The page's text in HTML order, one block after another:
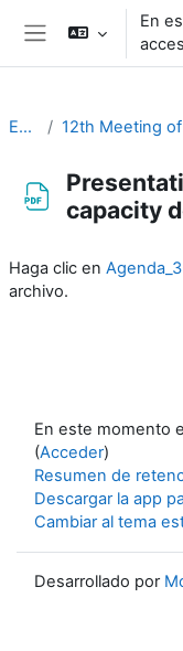
Salta al contenido
Panel lateral
En
EC-CDP
capacity
Haga clic en
archivo.
En este momento
(Acceder)
Resumen de
Descargar la app
Cambiar al tema
Desarrollado por